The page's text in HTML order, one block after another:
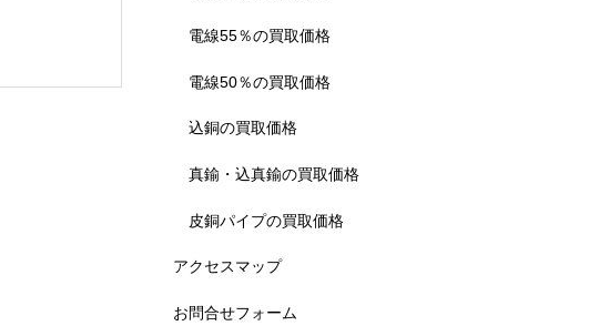
電線55％の買取価格
電線50％の買取価格
込銅の買取価格
真鍮・込真鍮の買取価格
皮銅パイプの買取価格
アクセスマップ
お問合せフォーム